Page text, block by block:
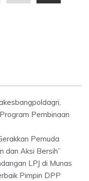
Pembinaan
Pemuda
dan Aksi Bersih”
LPJ di Munas
Pimpin DPP